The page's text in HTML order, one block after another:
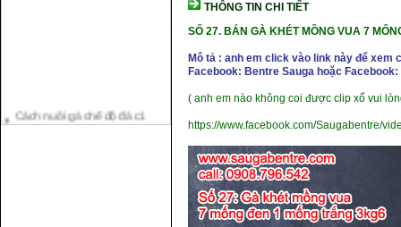
Cách nuôi gà đông tảo thuần
THÔNG TIN CHI TIẾT
SỐ 27. BÁN GÀ KHÉT MỒNG VUA 7
Mô tả : anh em click vào link này để
Facebook: Bentre Sauga hoặc Facebook:
( anh em nào không coi được clip xổ vui
https://www.facebook.com/Saugabentre/